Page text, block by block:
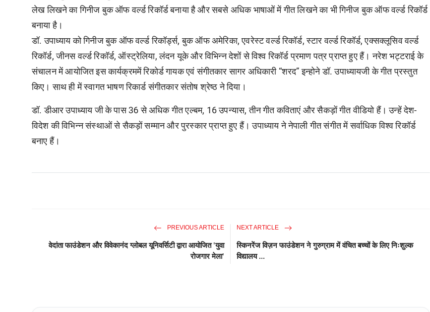
लेख लिखने का गिनीज बुक ऑफ वर्ल्ड रिकॉर्ड बनाया है और सबसे अधिक भाषाओं में गीत लिखने का भी गिनीज बुक ऑफ वर्ल्ड रिकॉर्ड
बनाया है।
डॉ. उपाध्याय को गिनीज बुक ऑफ वर्ल्ड रिकॉर्ड्स, बुक ऑफ अमेरिका, एवरेस्ट वर्ल्ड रिकॉर्ड, स्टार वर्ल्ड रिकॉर्ड, एक्सक्लूसिव वर्ल्ड
रिकॉर्ड, जीनस वर्ल्ड रिकॉर्ड, ऑस्ट्रेलिया, लंदन यूके और विभिन्न देशों से विश्व रिकॉर्ड प्रमाण पत्र प्राप्त हुए हैं। नरेश भट्टराई के
संचालन में आयोजित इस कार्यक्रममें रिकोर्ड गायक एवं संगीतकार सागर अधिकारी “शरद” इन्होने डॉ. उपाध्यायजी के गीत प्रस्तुत
किए। साथ ही में स्वागत भाषण रिकार्ड संगीतकार संतोष श्रेष्ठ ने दिया।
डॉ. डीआर उपाध्याय जी के पास 36 से अधिक गीत एल्बम, 16 उपन्यास, तीन गीत कविताएं और सैकड़ों गीत वीडियो हैं। उन्हें देश-
विदेश की विभिन्न संस्थाओं से सैकड़ों सम्मान और पुरस्कार प्राप्त हुए हैं। उपाध्याय ने नेपाली गीत संगीत में सर्वाधिक विश्व रिकॉर्ड
बनाए हैं।
PREVIOUS ARTICLE
वेदांता फाउंडेशन और विवेकानंद ग्लोबल यूनिवर्सिटी द्वारा आयोजित 'युवा
रोजगार मेला'
NEXT ARTICLE
स्किनरेंज विज़न फाउंडेशन ने गुरुग्राम में वंचित बच्चों के लिए निःशुल्क
विद्यालय ...